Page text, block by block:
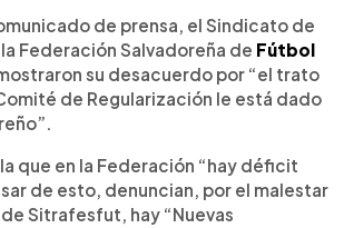
artículo
de prensa, el Sindicato de
Federación Salvadoreña de Fútbol
mostraron su desacuerdo por “el trato
de Regularización le está dado
que en la Federación “hay déficit
de esto, denuncian, por el malestar
Sitrafesfut, hay “Nuevas